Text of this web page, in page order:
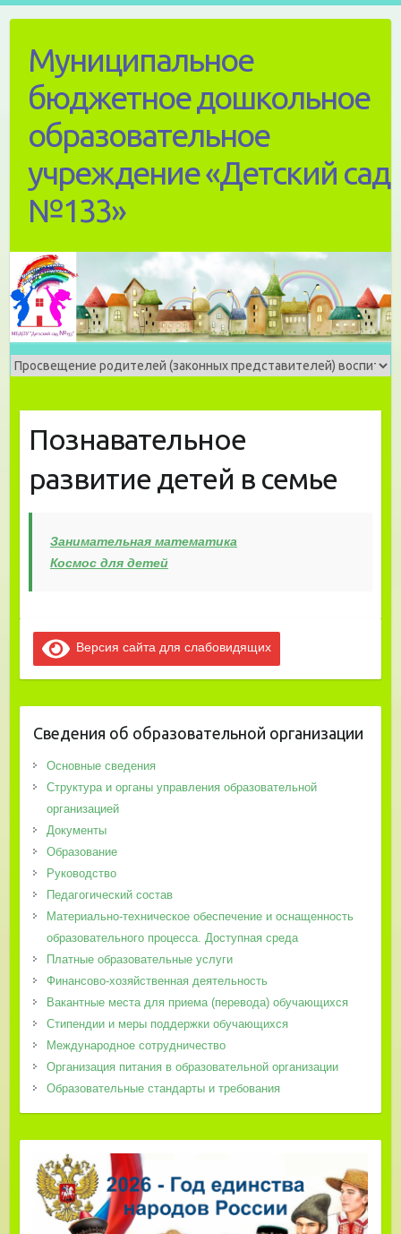
contentМуниципальное
бюджетное дошкольное
образовательное
учреждение «Детский сад
№133»
Познавательное
развитие детей в семье
Занимательная математика
Космос для детей
Версия сайта для слабовидящих
Сведения об образовательной организации
Основные сведения
Структура и органы управления образовательной
организацией
Документы
Образование
Руководство
Педагогический состав
Материально-техническое обеспечение и оснащенность
образовательного процесса. Доступная среда
Платные образовательные услуги
Финансово-хозяйственная деятельность
Вакантные места для приема (перевода) обучающихся
Стипендии и меры поддержки обучающихся
Международное сотрудничество
Организация питания в образовательной организации
Образовательные стандарты и требования